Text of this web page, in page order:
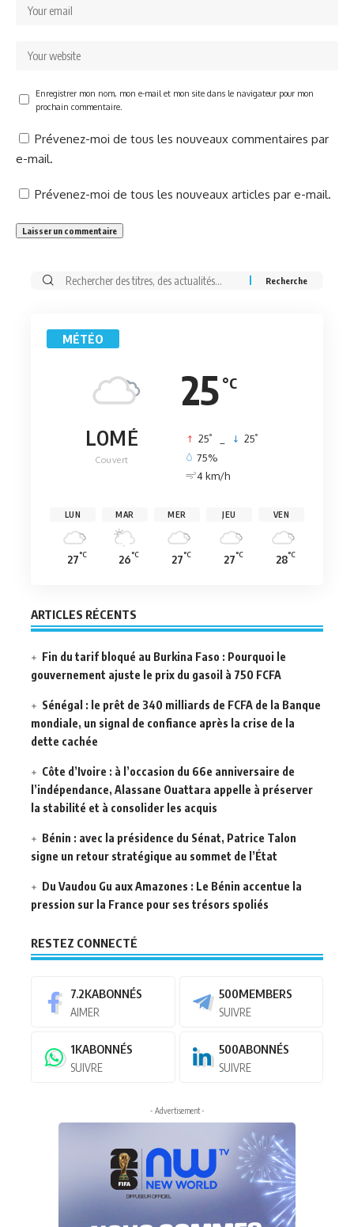
Enregistrer mon nom, mon e-mail et mon site dans le navigateur pour mon
prochain commentaire.
Prévenez-moi de tous les nouveaux commentaires par
e-mail.
Prévenez-moi de tous les nouveaux articles par e-mail.
Rechercher:
MÉTÉO
25 °C
LOMÉ
Couvert
25° 25°
75%
4 km/h
LUN
27°C
MAR
26°C
MER
27°C
JEU
27°C
VEN
28°C
ARTICLES RÉCENTS
Fin du tarif bloqué au Burkina Faso : Pourquoi le
gouvernement ajuste le prix du gasoil à 750 FCFA
Sénégal : le prêt de 340 milliards de FCFA de la Banque
mondiale, un signal de confiance après la crise de la
dette cachée
Côte d’Ivoire : à l’occasion du 66e anniversaire de
l’indépendance, Alassane Ouattara appelle à préserver
la stabilité et à consolider les acquis
Bénin : avec la présidence du Sénat, Patrice Talon
signe un retour stratégique au sommet de l’État
Du Vaudou Gu aux Amazones : Le Bénin accentue la
pression sur la France pour ses trésors spoliés
RESTEZ CONNECTÉ
7.2KABONNÉS
AIMER
500MEMBERS
SUIVRE
1KABONNÉS
SUIVRE
500ABONNÉS
SUIVRE
- Advertisement -